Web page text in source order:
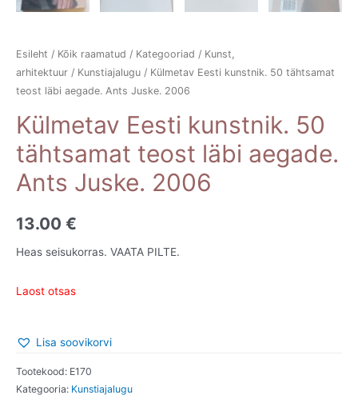
Esileht / Kõik raamatud / Kategooriad / Kunst,
arhitektuur / Kunstiajalugu / Külmetav Eesti kunstnik. 50 tähtsamat
teost läbi aegade. Ants Juske. 2006
Külmetav Eesti kunstnik. 50
tähtsamat teost läbi aegade.
Ants Juske. 2006
13.00 €
Heas seisukorras. VAATA PILTE.
Laost otsas
Lisa soovikorvi
Tootekood: E170
Kategooria: Kunstiajalugu